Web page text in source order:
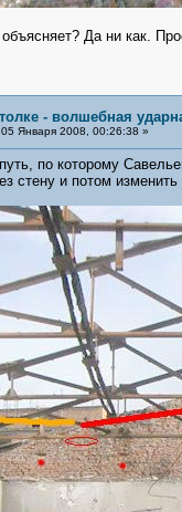
Да ни как.
- волшебная
05 Января 2008, 00:26:38 »
по которому
стену и потом